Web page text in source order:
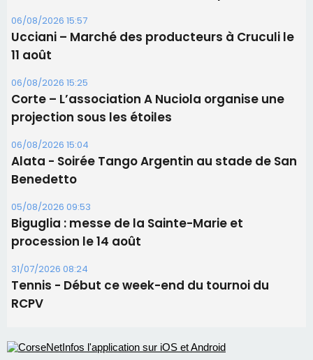
06/08/2026 15:04
Alata - Soirée Tango Argentin au stade de San
Benedetto
05/08/2026 09:53
Biguglia : messe de la Sainte-Marie et
procession le 14 août
31/07/2026 08:24
Tennis - Début ce week-end du tournoi du
RCPV
Les plus lus
Satine Nomary est la nouvelle Miss Corse 2026
Éclipse du 12 août : la Corse aux premières loges
d'un spectacle qui ne reviendra pas avant 2081
profiter pleinement du spectacle ?